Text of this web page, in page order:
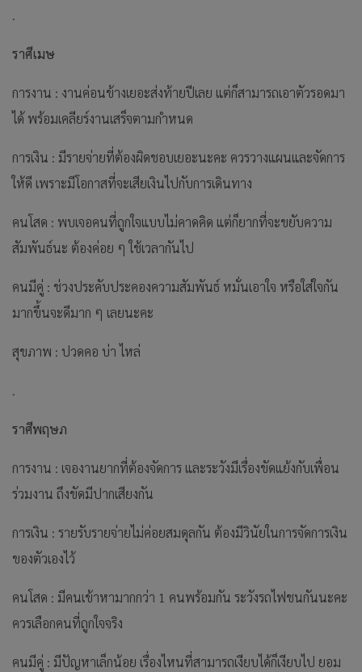
.
ราศีเมษ
การงาน : งานค่อนข้างเยอะส่งท้ายปีเลย แต่ก็สามารถเอาตัวรอดมา
ได้ พร้อมเคลียร์งานเสร็จตามกำหนด
การเงิน : มีรายจ่ายที่ต้องผิดชอบเยอะนะคะ ควรวางแผนและจัดการ
ให้ดี เพราะมีโอกาสที่จะเสียเงินไปกับการเดินทาง
คนโสด : พบเจอคนที่ถูกใจแบบไม่คาดคิด แต่ก็ยากที่จะขยับความ
สัมพันธ์นะ ต้องค่อย ๆ ใช้เวลากันไป
คนมีคู่ : ช่วงประคับประคองความสัมพันธ์ หมั่นเอาใจ หรือใส่ใจกัน
มากขึ้นจะดีมาก ๆ เลยนะคะ
สุขภาพ : ปวดคอ บ่า ไหล่
.
ราศีพฤษภ
การงาน : เจองานยากที่ต้องจัดการ และระวังมีเรื่องขัดแย้งกับเพื่อน
ร่วมงาน ถึงขัดมีปากเสียงกัน
การเงิน : รายรับรายจ่ายไม่ค่อยสมดุลกัน ต้องมีวินัยในการจัดการเงิน
ของตัวเองไว้
คนโสด : มีคนเข้าหามากกว่า 1 คนพร้อมกัน ระวังรถไฟชนกันนะคะ
ควรเลือกคนที่ถูกใจจริง
คนมีคู่ : มีปัญหาเล็กน้อย เรื่องไหนที่สามารถเงียบได้ก็เงียบไป ยอม